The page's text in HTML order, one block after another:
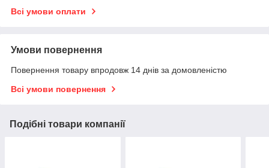
Всі умови оплати
Умови повернення
Повернення товару впродовж 14 днів за домовленістю
Всі умови повернення
Подібні товари компанії